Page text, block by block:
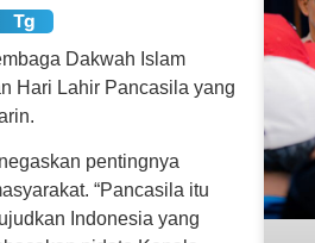
Tg
Dakwah Islam
Hari Lahir Pancasila yang
pentingnya
“Pancasila itu
Indonesia yang